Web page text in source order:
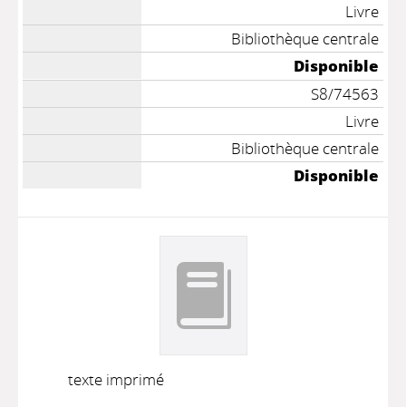
Livre
Bibliothèque centrale
Disponible
S8/74563
Livre
Bibliothèque centrale
Disponible
texte imprimé